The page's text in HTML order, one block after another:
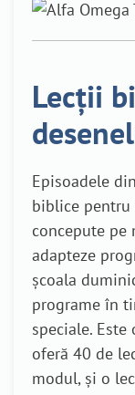
Lecții
Episoadele
biblice
concepute
adapteze
școala
programe în
speciale.
oferă 40 de
modul, și o